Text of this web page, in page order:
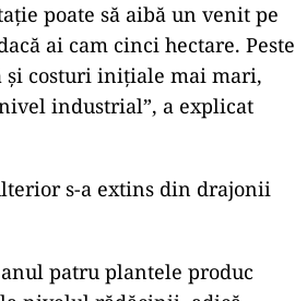
poate să aibă un venit pe
ai cam cinci hectare. Peste
şi costuri iniţiale mai mari,
industrial”, a explicat
s-a extins din drajonii
patru plantele produc